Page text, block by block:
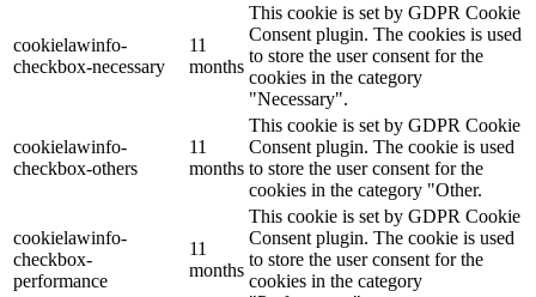
cookielawinfo-
checkbox-necessary
11
months
This cookie is set by GDPR Cookie
Consent plugin. The cookies is used
to store the user consent for the
cookies in the category
"Necessary".
cookielawinfo-
checkbox-others
11
months
This cookie is set by GDPR Cookie
Consent plugin. The cookie is used
to store the user consent for the
cookies in the category "Other.
cookielawinfo-
checkbox-
performance
11
months
This cookie is set by GDPR Cookie
Consent plugin. The cookie is used
to store the user consent for the
cookies in the category